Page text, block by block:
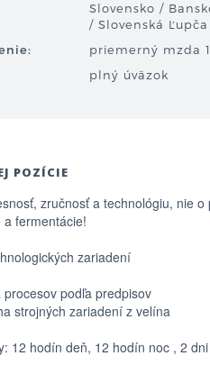
Slovensko /
/ Slovenská Ľupča
priemerný mzda
plný úväzok
POZÍCIE
zručnosť a technológiu, nie
fermentácie!
zariadení
podľa predpisov
strojných zariadení z velína
12 hodín deň, 12 hodín noc , 2